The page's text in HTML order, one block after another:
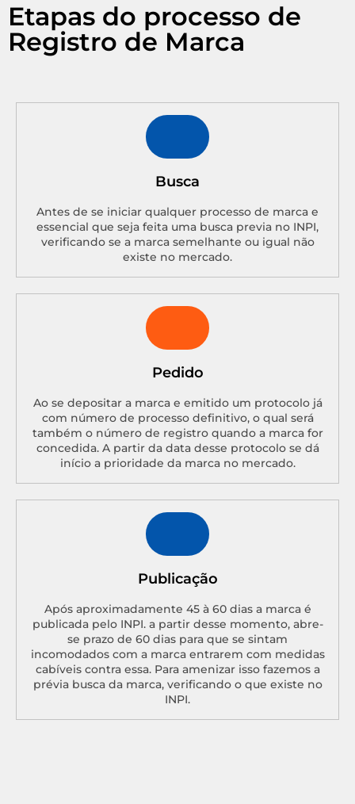
Etapas do processo de
Registro de Marca
Busca
Antes de se iniciar qualquer processo de marca e
essencial que seja feita uma busca previa no INPI,
verificando se a marca semelhante ou igual não
existe no mercado.
Pedido
Ao se depositar a marca e emitido um protocolo já
com número de processo definitivo, o qual será
também o número de registro quando a marca for
concedida. A partir da data desse protocolo se dá
início a prioridade da marca no mercado.
Publicação
Após aproximadamente 45 à 60 dias a marca é
publicada pelo INPI. a partir desse momento, abre-
se prazo de 60 dias para que se sintam
incomodados com a marca entrarem com medidas
cabíveis contra essa. Para amenizar isso fazemos a
prévia busca da marca, verificando o que existe no
INPI.